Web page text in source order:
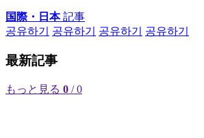
国際・日本記事
공유하기
공유하기 공유하기 공유하기
最新記事
もっと見る 0 / 0